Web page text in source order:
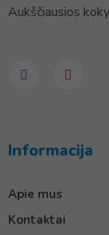
Aukščiausios
Informacija
Apie mus
Kontaktai